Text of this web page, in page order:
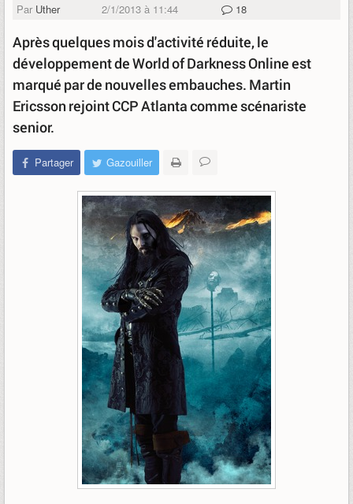
Par Uther 2/1/2013 à 11:44 18
Après quelques mois d'activité réduite, le
développement de World of Darkness Online est
marqué par de nouvelles embauches. Martin
Ericsson rejoint CCP Atlanta comme scénariste
senior.
Partager Gazouiller